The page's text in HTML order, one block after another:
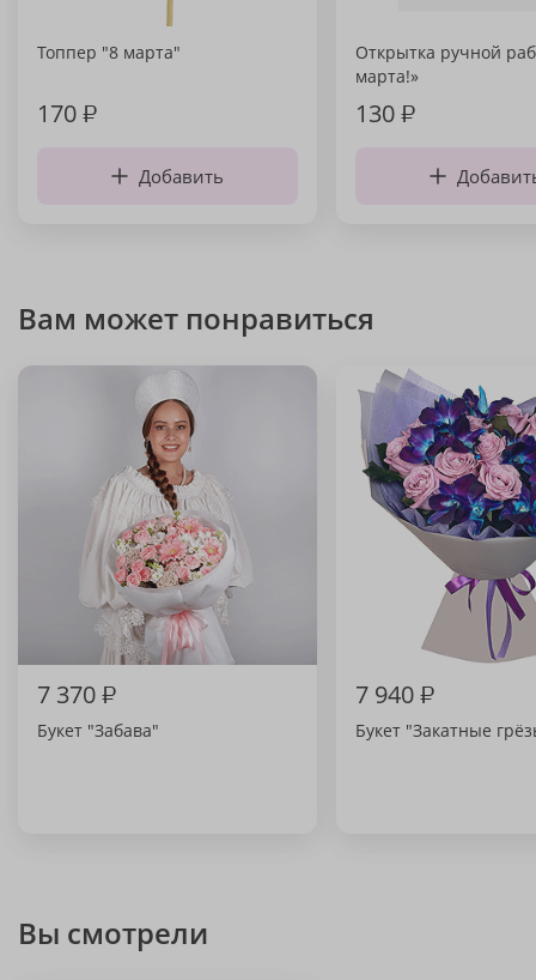
Топпер "8 марта"
170₽
Добавить
Открытка ручной
марта!»
130₽
Вам может понравиться
7 370₽
Букет "Забава"
7 940₽
Букет "Закатные
Вы смотрели